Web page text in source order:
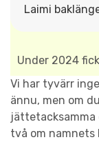
Laimi
Under 2024 fick
Vi har tyvärr
ännu, men om
jättetacksamma
två om namnets